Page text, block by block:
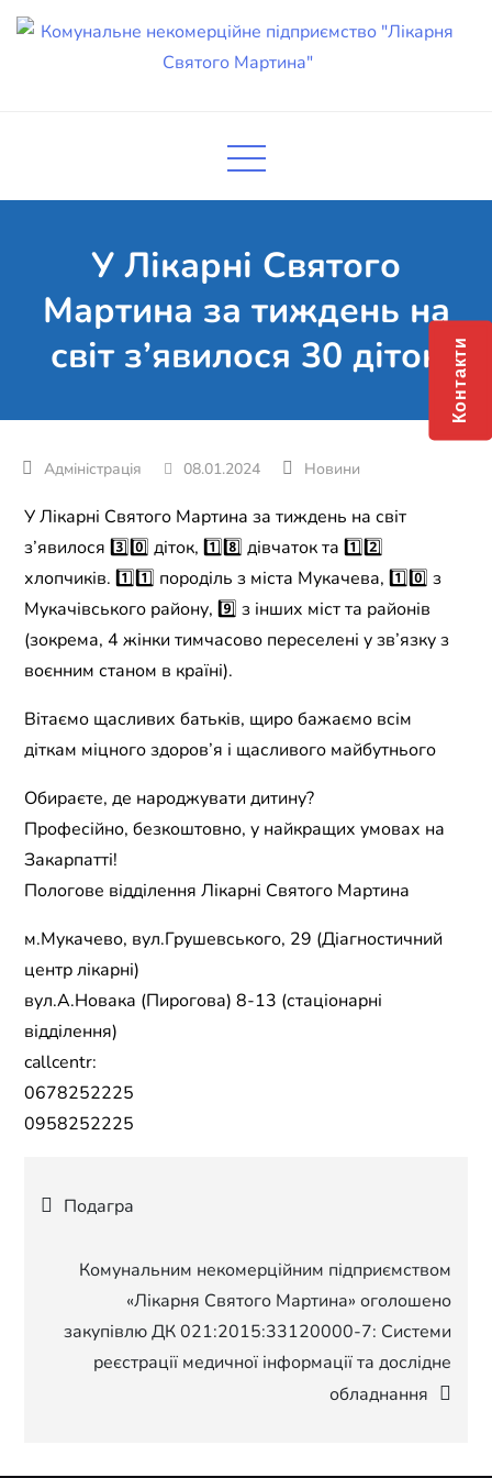
Skip
підприємство "Лікарня Святого
У Лікарні Святого
Мартина за тиждень на
світ з’явилося 30 діток
08.01.2024 Новини
У Лікарні Святого Мартина за тиждень на світ
з’явилося 3️⃣0️⃣ діток, 1️⃣8️⃣ дівчаток та 1️⃣2️⃣
хлопчиків. 1️⃣1️⃣ породіль з міста Мукачева, 1️⃣0️⃣ з
Мукачівського району, 9️⃣ з інших міст та районів
(зокрема, 4 жінки тимчасово переселені у зв’язку з
воєнним станом в країні).
Вітаємо щасливих батьків, щиро бажаємо всім
діткам міцного здоров’я і щасливого майбутнього
Обираєте, де народжувати дитину?
Професійно, безкоштовно, у найкращих умовах на
Закарпатті!
Пологове відділення Лікарні Святого Мартина
м.Мукачево, вул.Грушевського, 29 (Діагностичний
центр лікарні)
вул.А.Новака (Пирогова) 8-13 (стаціонарні
відділення)
callcentr:
0678252225
0958252225
Навігація
записів
Подагра
Комунальним некомерційним підприємством
«Лікарня Святого Мартина» оголошено
закупівлю ДК 021:2015:33120000-7: Системи
реєстрації медичної інформації та дослідне
обладнання
Контакти